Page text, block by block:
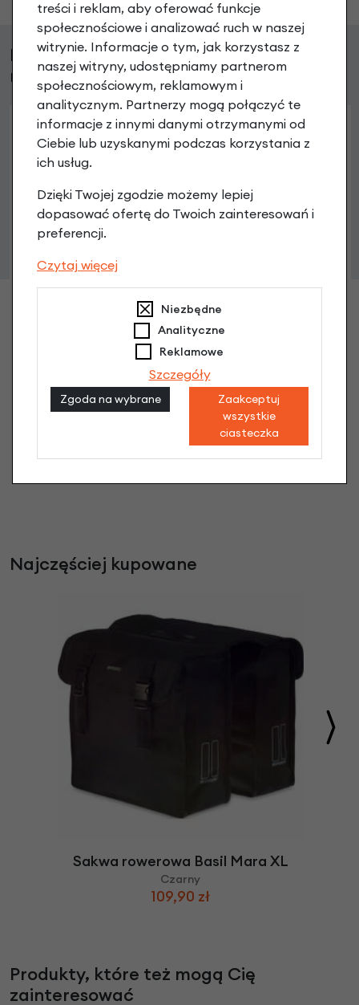
Klienci, którzy kupili ten produkt wybrali
również
Adapter Basil MIK do bagażnika rowerowego do
montażu sakw oraz koszyków rowerowych
83,90 zł
Najczęściej kupowane
Sakwa rowerowa Basil Mara XL
Czarny
109,90 zł
Produkty, które też mogą Cię
zainteresować
treści i reklam, aby oferować funkcje
społecznościowe i analizować ruch w naszej
witrynie. Informacje o tym, jak korzystasz z
naszej witryny, udostępniamy partnerom
społecznościowym, reklamowym i
analitycznym. Partnerzy mogą połączyć te
informacje z innymi danymi otrzymanymi od
Ciebie lub uzyskanymi podczas korzystania z
ich usług.
Dzięki Twojej zgodzie możemy lepiej
dopasować ofertę do Twoich zainteresowań i
preferencji.
Czytaj więcej
Niezbędne
Analityczne
Reklamowe
Szczegóły
Zgoda na wybrane
Zaakceptuj
wszystkie
ciasteczka